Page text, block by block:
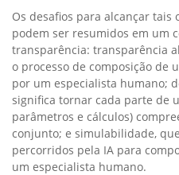
Os desafios para alcançar tais
podem ser resumidos em um
transparência: transparência
o processo de composição de
por um especialista humano;
significa tornar cada parte de
parâmetros e cálculos)
conjunto; e simulabilidade,
percorridos pela IA para
um especialista humano.